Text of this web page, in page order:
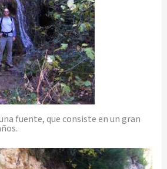
fuente, que consiste en un gran